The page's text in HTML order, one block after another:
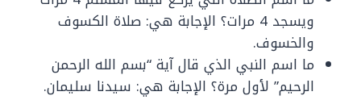
ويسجد 4 مرات؟ الإجابة هي: صلاة الكسوف
والخسوف.
ما اسم النبي الذي قال آية “بسم الله الرحمن
الرحيم” لأول مرة؟ الإجابة هي: سيدنا سليمان.